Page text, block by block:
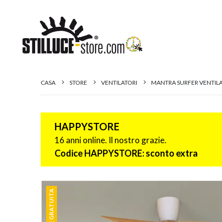
CASA STORE VENTILATORI MANTRA SURFER
HAPPYSTORE
16 anni online. Il nostro grazie.
Codice HAPPYSTORE: sconto extra